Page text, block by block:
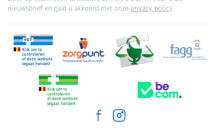
nieuwsbrief en gaat u akkoord met onze privacy policy.